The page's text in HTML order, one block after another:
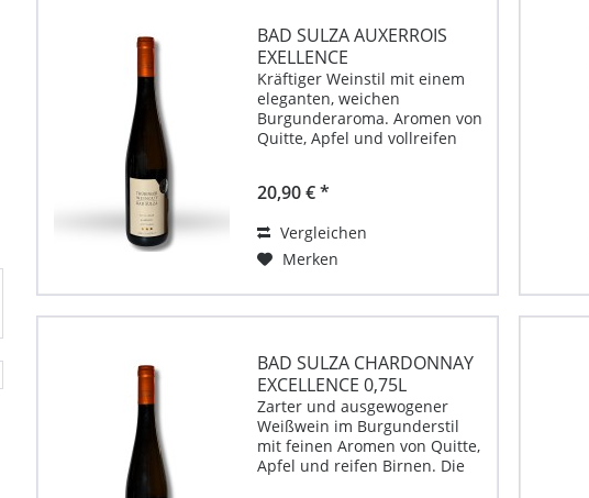
BAD SULZA AUXERROIS
EXELLENCE
Kräftiger Weinstil mit einem
eleganten, weichen
Burgunderaroma. Aromen von
Quitte, Apfel und vollreifen
Säure ist gut eingebunden
Nussnote ergänzt – insgesamt
sehr...
20,90 € *
Vergleichen
Merken
BAD SULZA CHARDONNAY
EXCELLENCE 0,75L
TROCKEN
Zarter und ausgewogener
Weißwein im Burgunderstil
mit feinen Aromen von Quitte,
Apfel und reifen Birnen. Die